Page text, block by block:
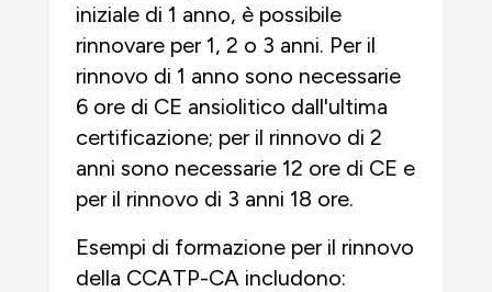
iniziale di 1 anno, è possibile
rinnovare per 1, 2 o 3 anni. Per il
rinnovo di 1 anno sono necessarie
6 ore di CE ansiolitico dall'ultima
certificazione; per il rinnovo di 2
anni sono necessarie 12 ore di CE e
per il rinnovo di 3 anni 18 ore.
Esempi di formazione per il rinnovo
della CCATP-CA includono: